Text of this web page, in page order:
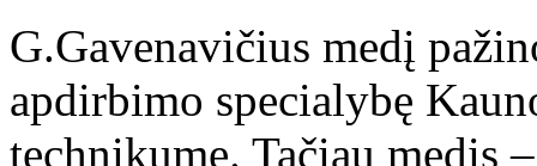
G.Gavenavičius medį
apdirbimo specialybę
technikume. Tačiau medis